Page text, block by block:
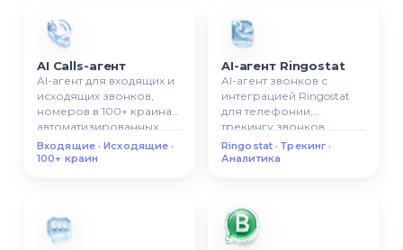
AI Calls-агент
AI-агент для входящих и
исходящих звонков,
номеров в 100+ краинах,
автоматизированных
сценариев викликов.
Входящие · Исходящие ·
100+ краин
AI-агент Ringostat
AI-агент звонков с
интеграцией Ringostat
для телефонии,
трекингу звонков,
входящих/исходящих
викликов, аналитики
Ringostat · Трекинг ·
Аналитика